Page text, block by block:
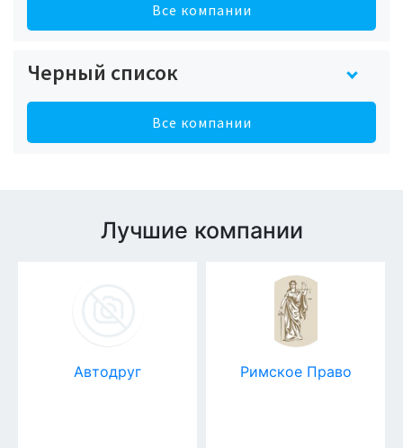
Все компании
Черный список
Все компании
Лучшие компании
Автодруг Римское Право